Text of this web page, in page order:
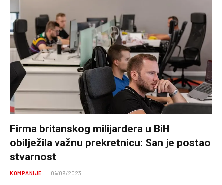
Firma britanskog milijardera u BiH
obilježila važnu prekretnicu: San je postao
stvarnost
KOMPANIJE 06/09/2023